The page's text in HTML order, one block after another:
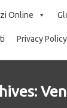
Online
Privacy Policy